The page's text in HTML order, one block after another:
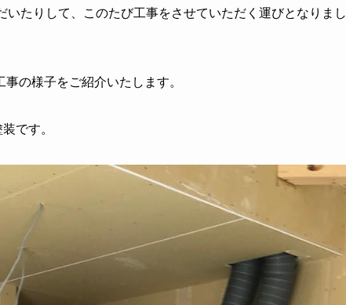
たりして、このたび工事をさせていただく運びとなりまし
の様子をご紹介いたします。
です。